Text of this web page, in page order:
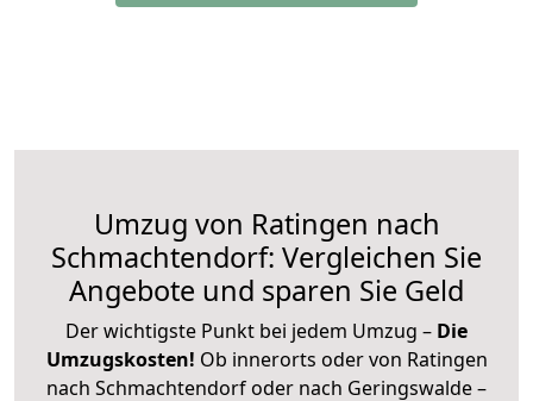
Umzug von Ratingen nach
Schmachtendorf: Vergleichen Sie
Angebote und sparen Sie Geld
Der wichtigste Punkt bei jedem Umzug – Die
Umzugskosten! Ob innerorts oder von Ratingen
nach Schmachtendorf oder nach Geringswalde –